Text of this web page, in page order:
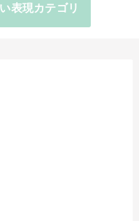
表現カテゴリ